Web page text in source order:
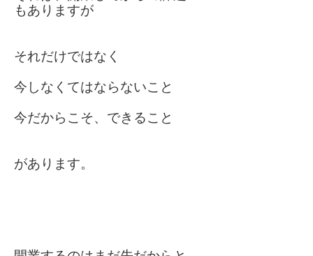
もありますが
それだけではなく
今しなくてはならないこと
今だからこそ、できること
があります。